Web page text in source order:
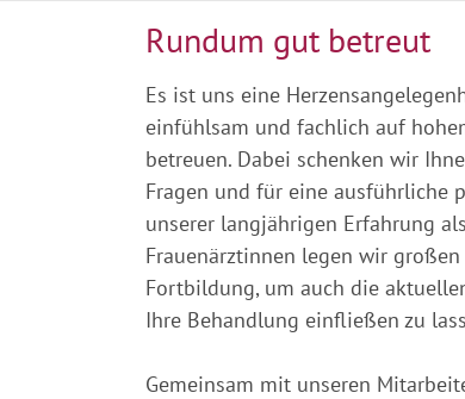
Rundum gut betreut
Es ist uns eine
einfühlsam und fachlich auf
betreuen. Dabei schenken wir
Fragen und für eine ausführliche
unserer langjährigen Erfahrung
Frauenärztinnen legen wir
Fortbildung, um auch die
Ihre Behandlung einfließen zu
Gemeinsam mit unseren